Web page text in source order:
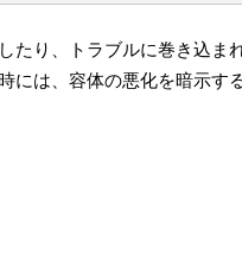
たり、トラブルに巻き込ま
には、容体の悪化を暗示す